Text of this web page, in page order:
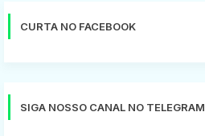
CURTA NO FACEBOOK
SIGA NOSSO CANAL NO TELEGRAM